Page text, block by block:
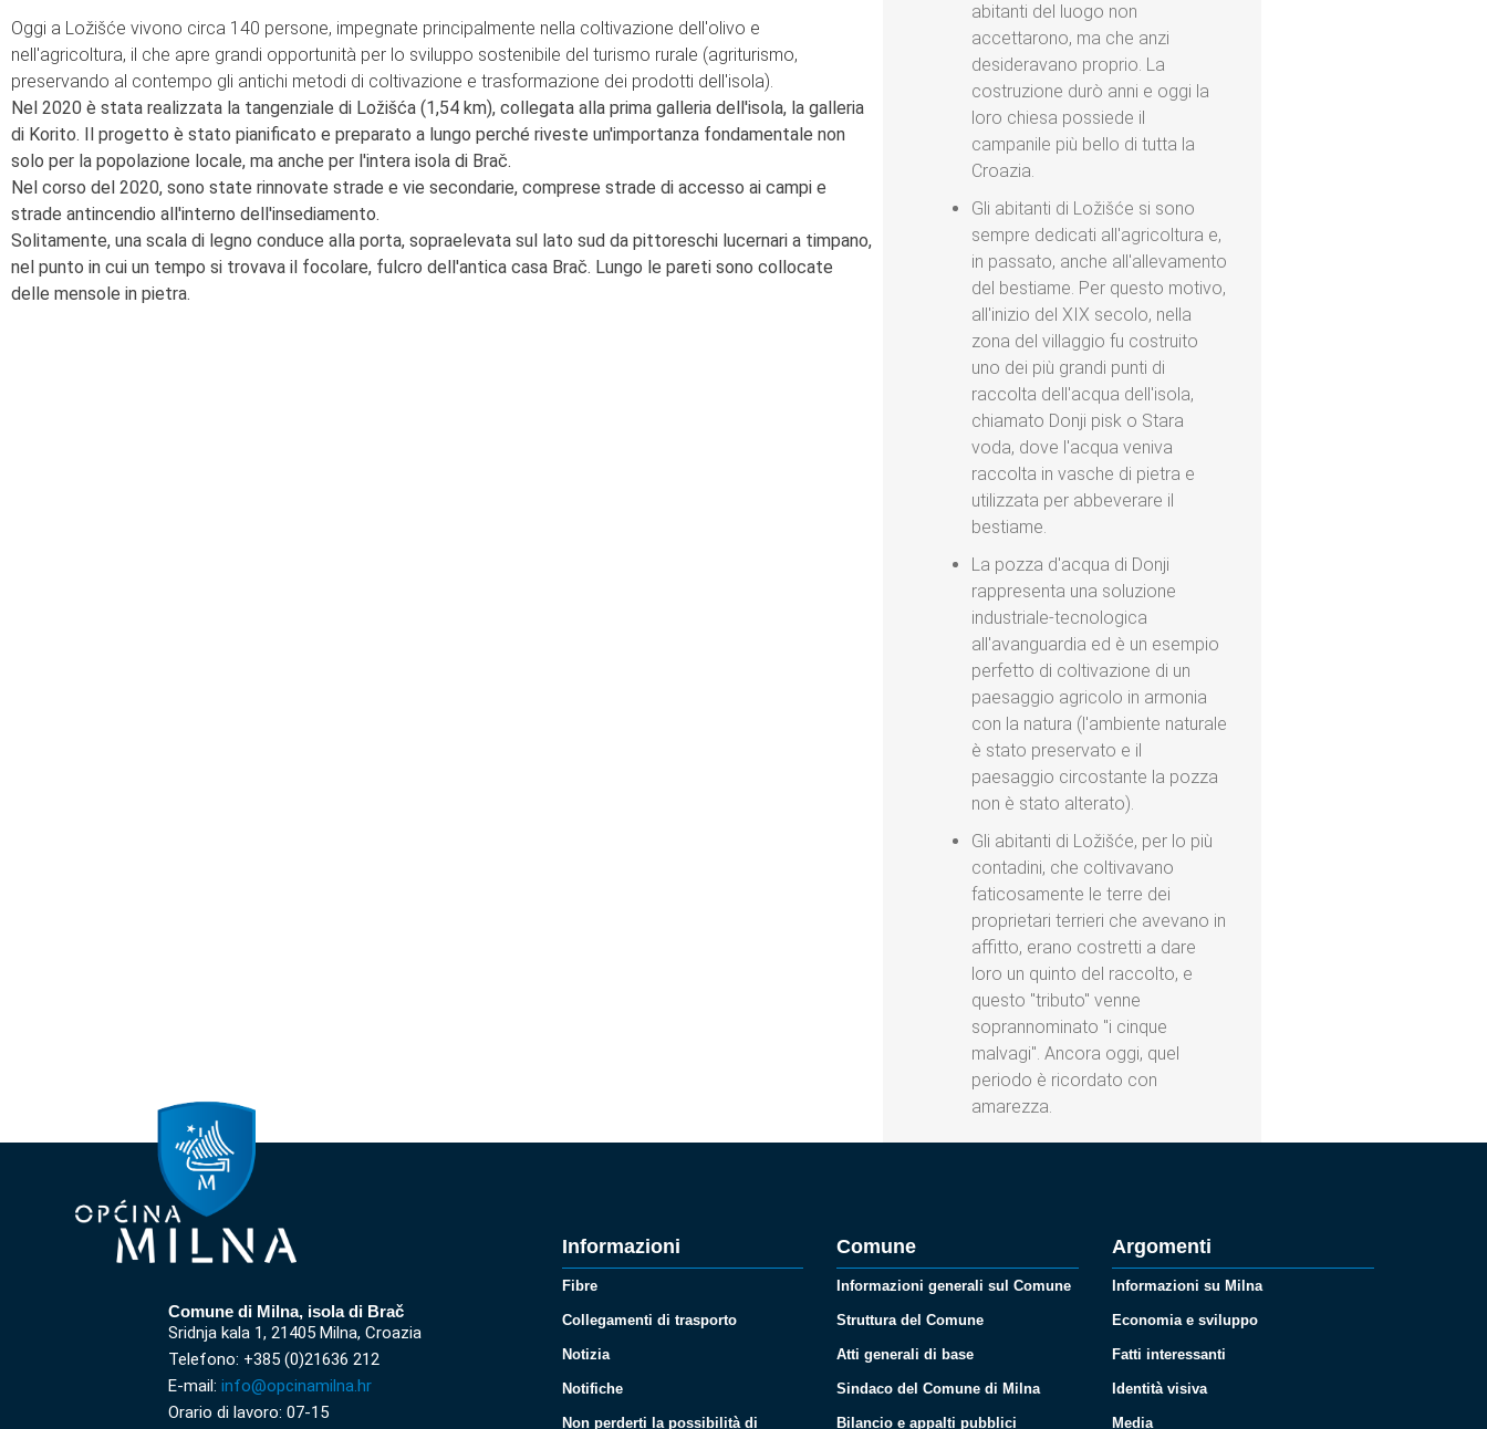
Oggi a Ložišće vivono circa 140 persone, impegnate principalmente nella coltivazione dell'olivo e
nell'agricoltura, il che apre grandi opportunità per lo sviluppo sostenibile del turismo rurale (agriturismo,
preservando al contempo gli antichi metodi di coltivazione e trasformazione dei prodotti dell'isola).
Nel 2020 è stata realizzata la tangenziale di Ložišća (1,54 km), collegata alla prima galleria dell'isola, la galleria
di Korito. Il progetto è stato pianificato e preparato a lungo perché riveste un'importanza fondamentale non
solo per la popolazione locale, ma anche per l'intera isola di Brač.
Nel corso del 2020, sono state rinnovate strade e vie secondarie, comprese strade di accesso ai campi e
strade antincendio all'interno dell'insediamento.
Solitamente, una scala di legno conduce alla porta, sopraelevata sul lato sud da pittoreschi lucernari a timpano,
nel punto in cui un tempo si trovava il focolare, fulcro dell'antica casa Brač. Lungo le pareti sono collocate
delle mensole in pietra.
abitanti del luogo non
accettarono, ma che anzi
desideravano proprio. La
costruzione durò anni e oggi la
loro chiesa possiede il
campanile più bello di tutta la
Croazia.
Gli abitanti di Ložišće si sono
sempre dedicati all'agricoltura e,
in passato, anche all'allevamento
del bestiame. Per questo motivo,
all'inizio del XIX secolo, nella
zona del villaggio fu costruito
uno dei più grandi punti di
raccolta dell'acqua dell'isola,
chiamato Donji pisk o Stara
voda, dove l'acqua veniva
raccolta in vasche di pietra e
utilizzata per abbeverare il
bestiame.
La pozza d'acqua di Donji
rappresenta una soluzione
industriale-tecnologica
all'avanguardia ed è un esempio
perfetto di coltivazione di un
paesaggio agricolo in armonia
con la natura (l'ambiente naturale
è stato preservato e il
paesaggio circostante la pozza
non è stato alterato).
Gli abitanti di Ložišće, per lo più
contadini, che coltivavano
faticosamente le terre dei
proprietari terrieri che avevano in
affitto, erano costretti a dare
loro un quinto del raccolto, e
questo "tributo" venne
soprannominato "i cinque
malvagi". Ancora oggi, quel
periodo è ricordato con
amarezza.
Comune di Milna, isola di Brač
Sridnja kala 1, 21405 Milna, Croazia
Telefono: +385 (0)21636 212
E-mail: info@opcinamilna.hr
Orario di lavoro: 07-15
Informazioni
Fibre
Collegamenti di trasporto
Notizia
Notifiche
Non perderti la possibilità di
Comune
Informazioni generali sul Comune
Struttura del Comune
Atti generali di base
Sindaco del Comune di Milna
Bilancio e appalti pubblici
Argomenti
Informazioni su Milna
Economia e sviluppo
Fatti interessanti
Identità visiva
Media